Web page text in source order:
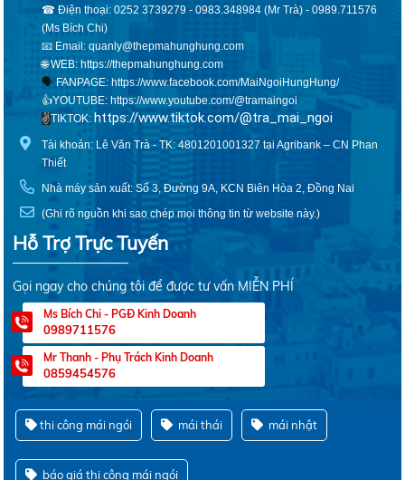
☎ Điện thoại: 0252 3739279 - 0983.348984 (Mr Trà) - 0989.711576
(Ms Bích Chi)
📧 Email: quanly@thepmahunghung.com
🌐 WEB: https://thepmahunghung.com
🗣FANPAGE: https://www.facebook.com/MaiNgoiHungHung/
👍YOUTUBE: https://www.youtube.com/@tramaingoi
✌️TIKTOK: https://www.tiktok.com/@tra_mai_ngoi
Tài khoản: Lê Văn Trà - TK: 4801201001327 tại Agribank – CN Phan
Thiết
Nhà máy sản xuất: Số 3, Đường 9A, KCN Biên Hòa 2, Đồng Nai
(Ghi rõ nguồn khi sao chép mọi thông tin từ website này.)
Hỗ Trợ Trực Tuyến
Gọi ngay cho chúng tôi để được tư vấn MIỄN PHÍ
Ms Bích Chi - PGĐ Kinh Doanh
0989711576
Mr Thanh - Phụ Trách Kinh Doanh
0859454576
thi công mái ngói mái thái mái nhật
báo giá thi công mái ngói